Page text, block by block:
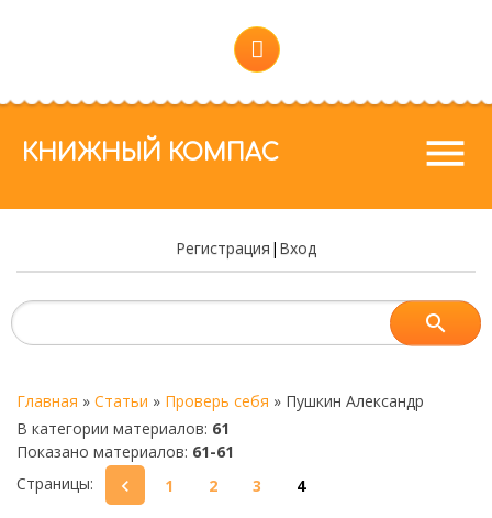
КНИЖНЫЙ КОМПАС menu
Регистрация | Вход
Главная » Статьи » Проверь себя » Пушкин Александр
В категории материалов: 61
Показано материалов: 61-61
Страницы: 1 2 3 4